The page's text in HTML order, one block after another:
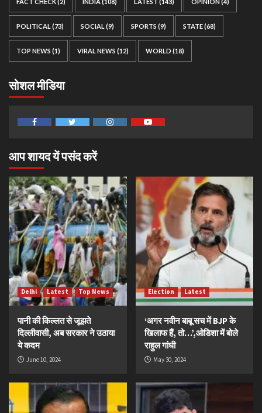
POLITICAL (73) SOCIAL (9) SPORTS (9) STATE(68)
TOP NEWS (1) VIRAL NEWS (12) WORLD (18)
सोशल मीडिया
आप शायद यें पसंद करें
Delhi Latest Top News
पानी की किल्लत से जूझते
दिल्लीवासी, अब सरकार ने उठाया
ये कदम
June 10, 2024
Election Latest
‘अगर नवीन बाबू सच में BJP के
खिलाफ हैं, तो…’,ओडिशा में बोले
राहुल गांधी
May 30, 2024